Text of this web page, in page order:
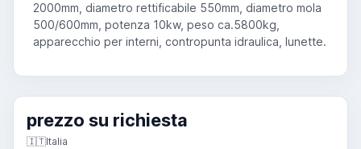
2000mm, diametro rettificabile 550mm, diametro mola
500/600mm, potenza 10kw, peso ca.5800kg,
apparecchio per interni, contropunta idraulica, lunette.
prezzo su richiesta
🇮🇹Italia